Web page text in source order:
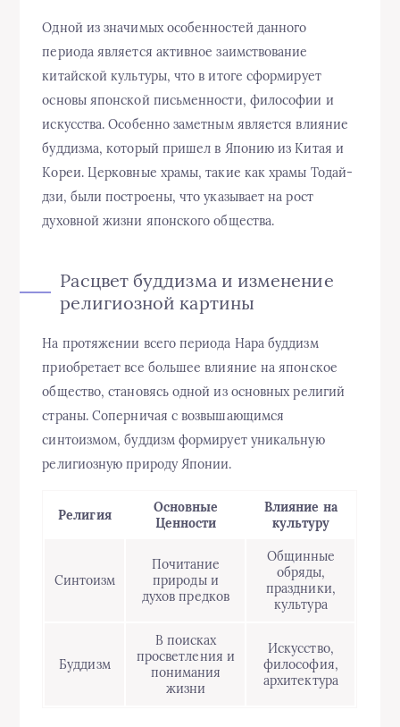
Одной из значимых особенностей данного
периода является активное заимствование
китайской культуры, что в итоге сформирует
основы японской письменности, философии и
искусства. Особенно заметным является влияние
буддизма, который пришел в Японию из Китая и
Кореи. Церковные храмы, такие как храмы Тодай-
дзи, были построены, что указывает на рост
духовной жизни японского общества.
Расцвет буддизма и изменение
религиозной картины
На протяжении всего периода Нара буддизм
приобретает все большее влияние на японское
общество, становясь одной из основных религий
страны. Соперничая с возвышающимся
синтоизмом, буддизм формирует уникальную
религиозную природу Японии.
Религия
Основные
Ценности
Влияние на
культуру
Синтоизм
Почитание
природы и
духов предков
Общинные
обряды,
праздники,
культура
Буддизм
В поисках
просветления и
понимания
жизни
Искусство,
философия,
архитектура